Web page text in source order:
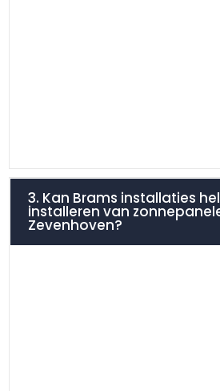
3. Kan Brams installaties
installeren van
Zevenhoven?